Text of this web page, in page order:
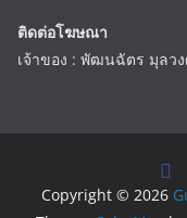
ติดต่อโฆษณา
เจ้าของ : พัฒนฉัตร มุลว
Copyright © 2026